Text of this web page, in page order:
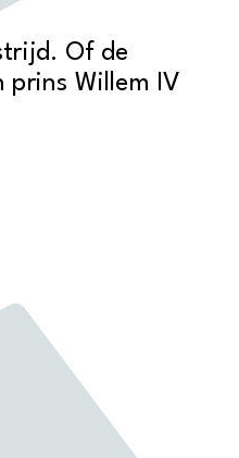
Of de
prins Willem IV